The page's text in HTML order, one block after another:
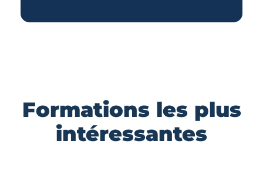
Formations les plus
intéressantes